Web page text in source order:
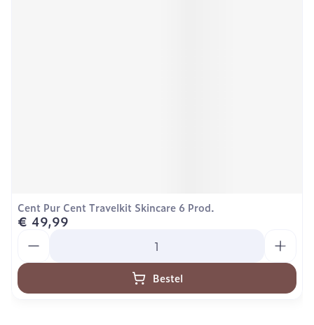
Cent Pur Cent Travelkit Skincare 6 Prod.
€ 49,99
Bestel